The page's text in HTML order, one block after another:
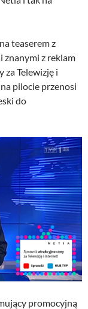
teaserem z
z reklam
za Telewizję i
pilocie przenosi
do
promocyjną